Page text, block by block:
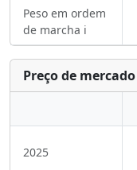
Peso em ordem
de marcha ℹ️
Preço de mercado
2025